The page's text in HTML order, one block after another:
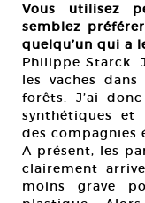
Vous utilisez
semblez
quelqu’un qui a
Philippe Starck.
les vaches
forêts. J’ai
synthétiques et
des compagnies
A présent, les
clairement
moins grave